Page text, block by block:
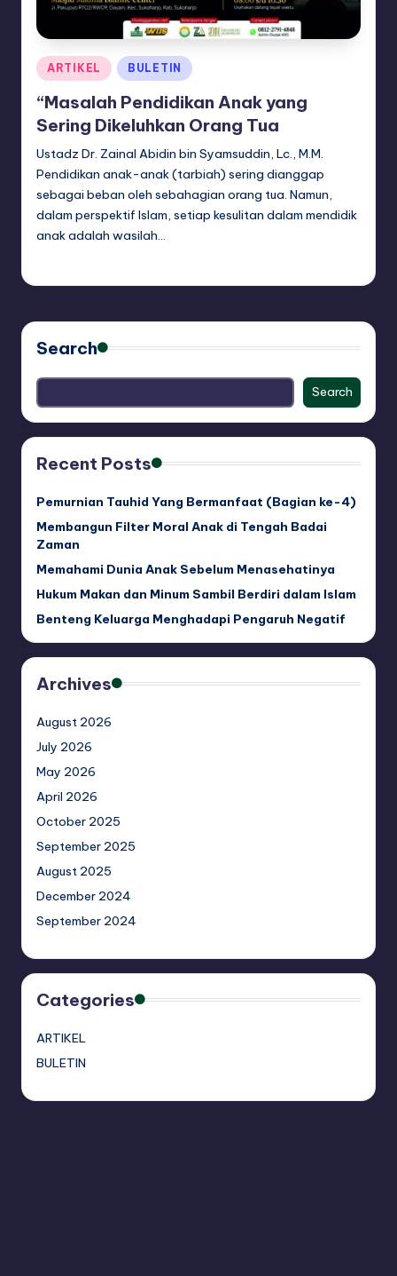
Posted
in
ARTIKEL BULETIN
“Masalah Pendidikan Anak yang
Sering Dikeluhkan Orang Tua
Ustadz Dr. Zainal Abidin bin Syamsuddin, Lc., M.M.
Pendidikan anak-anak (tarbiah) sering dianggap
sebagai beban oleh sebahagian orang tua. Namun,
dalam perspektif Islam, setiap kesulitan dalam mendidik
anak adalah wasilah…
Search
Search
Recent Posts
Pemurnian Tauhid Yang Bermanfaat (Bagian ke-4)
Membangun Filter Moral Anak di Tengah Badai
Zaman
Memahami Dunia Anak Sebelum Menasehatinya
Hukum Makan dan Minum Sambil Berdiri dalam Islam
Benteng Keluarga Menghadapi Pengaruh Negatif
Archives
August 2026
July 2026
May 2026
April 2026
October 2025
September 2025
August 2025
December 2024
September 2024
Categories
ARTIKEL
BULETIN